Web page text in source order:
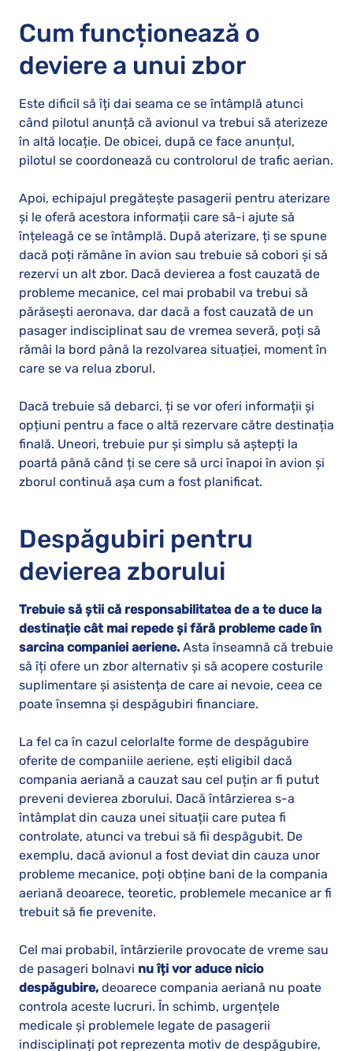
Cum funcționează o
deviere a unui zbor
Este dificil să îți dai seama ce se întâmplă atunci
când pilotul anunță că avionul va trebui să aterizeze
în altă locație. De obicei, după ce face anunțul,
pilotul se coordonează cu controlorul de trafic aerian.
Apoi, echipajul pregătește pasagerii pentru aterizare
și le oferă acestora informații care să-i ajute să
înțeleagă ce se întâmplă. După aterizare, ți se spune
dacă poți rămâne în avion sau trebuie să cobori și să
rezervi un alt zbor. Dacă devierea a fost cauzată de
probleme mecanice, cel mai probabil va trebui să
părăsești aeronava, dar dacă a fost cauzată de un
pasager indisciplinat sau de vremea severă, poți să
rămâi la bord până la rezolvarea situației, moment în
care se va relua zborul.
Dacă trebuie să debarci, ți se vor oferi informații și
opțiuni pentru a face o altă rezervare către destinația
finală. Uneori, trebuie pur și simplu să aștepți la
poartă până când ți se cere să urci înapoi în avion și
zborul continuă așa cum a fost planificat.
Despăgubiri pentru
devierea zborului
Trebuie să știi că responsabilitatea de a te duce la
destinație cât mai repede și fără probleme cade în
sarcina companiei aeriene. Asta înseamnă că trebuie
să îți ofere un zbor alternativ și să acopere costurile
suplimentare și asistența de care ai nevoie, ceea ce
poate însemna și despăgubiri financiare.
La fel ca în cazul celorlalte forme de despăgubire
oferite de companiile aeriene, ești eligibil dacă
compania aeriană a cauzat sau cel puțin ar fi putut
preveni devierea zborului. Dacă întârzierea s-a
întâmplat din cauza unei situații care putea fi
controlate, atunci va trebui să fii despăgubit. De
exemplu, dacă avionul a fost deviat din cauza unor
probleme mecanice, poți obține bani de la compania
aeriană deoarece, teoretic, problemele mecanice ar fi
trebuit să fie prevenite.
Cel mai probabil, întârzierile provocate de vreme sau
de pasageri bolnavi nu îți vor aduce nicio
despăgubire, deoarece compania aeriană nu poate
controla aceste lucruri. În schimb, urgențele
medicale și problemele legate de pasagerii
indisciplinați pot reprezenta motiv de despăgubire,